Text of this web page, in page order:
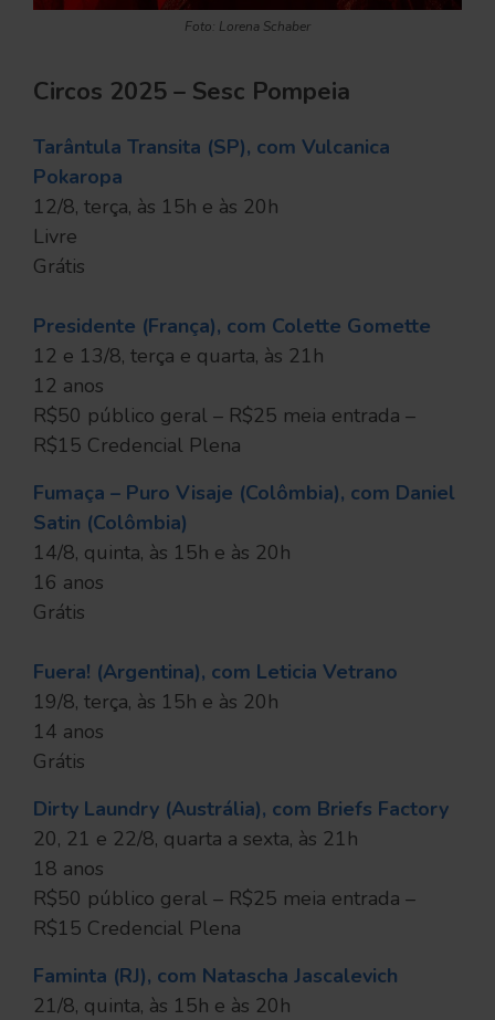
Foto: Lorena Schaber
Circos 2025 – Sesc Pompeia
Tarântula Transita (SP), com Vulcanica
Pokaropa
12/8, terça, às 15h e às 20h
Livre
Grátis
Presidente (França), com Colette Gomette
12 e 13/8, terça e quarta, às 21h
12 anos
R$50 público geral – R$25 meia entrada –
R$15 Credencial Plena
Fumaça – Puro Visaje (Colômbia), com Daniel
Satin (Colômbia)
14/8, quinta, às 15h e às 20h
16 anos
Grátis
Fuera! (Argentina), com Leticia Vetrano
19/8, terça, às 15h e às 20h
14 anos
Grátis
Dirty Laundry (Austrália), com Briefs Factory
20, 21 e 22/8, quarta a sexta, às 21h
18 anos
R$50 público geral – R$25 meia entrada –
R$15 Credencial Plena
Faminta (RJ), com Natascha Jascalevich
21/8, quinta, às 15h e às 20h